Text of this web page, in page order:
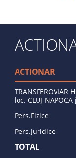
ACTIONAR
TRANSFEROVIAR
loc. CLUJ-NAPOCA
Pers.Fizice
Pers.Juridice
TOTAL